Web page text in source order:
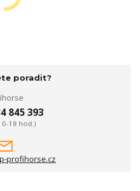
poradit?
845 393
18 hod.)
profihorse.cz